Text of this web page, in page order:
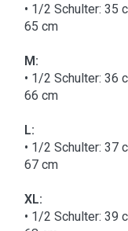
• 1/2 Schulter: 35
65 cm
M:
• 1/2 Schulter: 36
66 cm
L:
• 1/2 Schulter: 37
67 cm
XL:
• 1/2 Schulter: 39